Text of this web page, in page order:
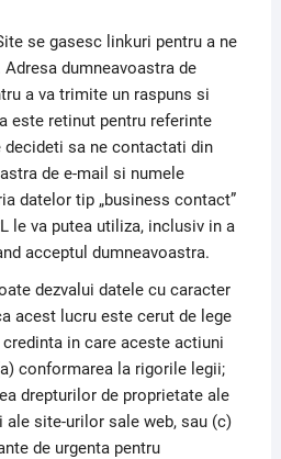
se gasesc linkuri pentru a ne
dumneavoastra de
a va trimite un raspuns si
este retinut pentru referinte
sa ne contactati din
de e-mail si numele
datelor tip „business contact”
le va putea utiliza, inclusiv in a
acceptul dumneavoastra.
dezvalui datele cu caracter
acest lucru este cerut de lege
in care aceste actiuni
conformarea la rigorile legii;
drepturilor de proprietate ale
ale site-urilor sale web, sau (c)
de urgenta pentru